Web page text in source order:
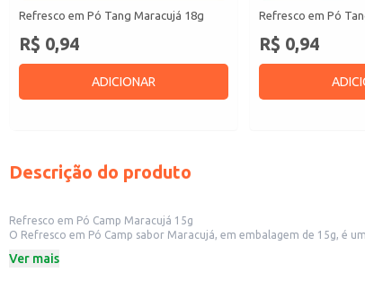
Refresco em Pó Tang Maracujá 18g
R$ 0,94
ADICIONAR
Refresco em Pó
R$ 0,94
Descrição do produto
Refresco em Pó Camp Maracujá 15g
O Refresco em Pó Camp sabor Maracujá, em embalagem de 15g, é
Dicas de Uso:
Ver mais